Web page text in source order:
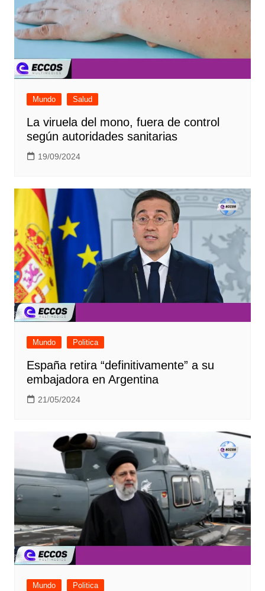
Mundo Salud
La viruela del mono, fuera de control
según autoridades sanitarias
19/09/2024
Mundo Politica
España retira “definitivamente” a su
embajadora en Argentina
21/05/2024
Mundo Politica